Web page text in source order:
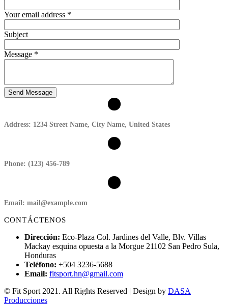
Your email address *
Subject
Message *
Address: 1234 Street Name, City Name, United States
Phone: (123) 456-789
Email: mail@example.com
CONTÁCTENOS
Dirección: Eco-Plaza Col. Jardines del Valle, Blv. Villas
Mackay esquina opuesta a la Morgue 21102 San Pedro Sula,
Honduras
Teléfono: +504 3236-5688
Email: fitsport.hn@gmail.com
© Fit Sport 2021. All Rights Reserved | Design by DASA
Producciones